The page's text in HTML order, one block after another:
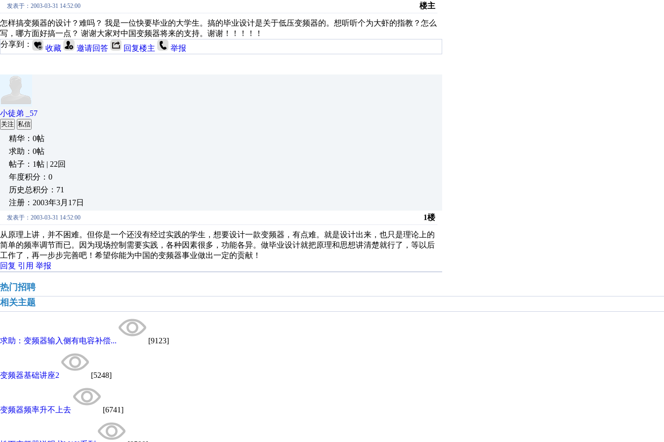
发表于：2003-03-31 14:52:00 楼主
怎样搞变频器的设计？难吗？ 我是一位快要毕业的大学生。搞的毕业设计是关于低压变频器的。想听听个为大虾的指教？怎么
写，哪方面好搞一点？ 谢谢大家对中国变频器将来的支持。谢谢！！！！！
分享到：
收藏 邀请回答 回复楼主 举报
小徒弟 _57
关注 私信
精华：0帖
求助：0帖
帖子：1帖 | 22回
年度积分：0
历史总积分：71
注册：2003年3月17日
发表于：2003-03-31 14:52:00 1楼
从原理上讲，并不困难。但你是一个还没有经过实践的学生，想要设计一款变频器，有点难。就是设计出来，也只是理论上的
简单的频率调节而已。因为现场控制需要实践，各种因素很多，功能各异。做毕业设计就把原理和思想讲清楚就行了，等以后
工作了，再一步步完善吧！希望你能为中国的变频器事业做出一定的贡献！
回复 引用 举报
热门招聘
相关主题
求助：变频器输入侧有电容补偿... [9123]
变频器基础讲座2 [5248]
变频器频率升不上去 [6741]